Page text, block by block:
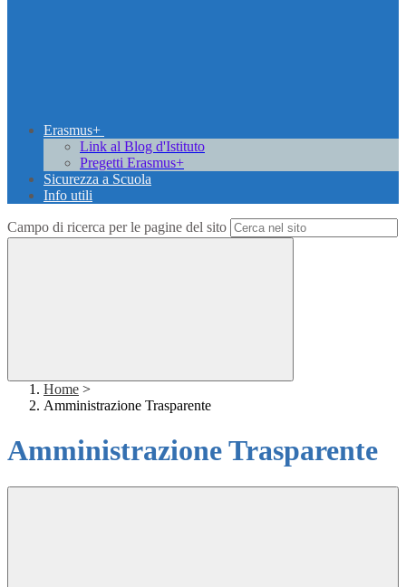
Erasmus+
Link al Blog d'Istituto
Pregetti Erasmus+
Sicurezza a Scuola
Info utili
Campo di ricerca per le pagine del sito
Home >
Amministrazione Trasparente
Amministrazione Trasparente